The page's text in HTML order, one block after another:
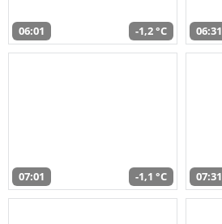
06:01 -1,2 °C 06:31
07:01 -1,1 °C 07:31